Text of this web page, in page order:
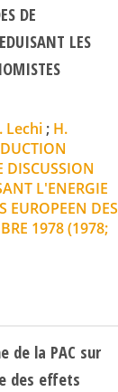
DE
LES
Lechi; H.
DISCUSSION
L'ENERGIE
EUROPEEN DES
1978 (1978;
de la PAC sur
des effets